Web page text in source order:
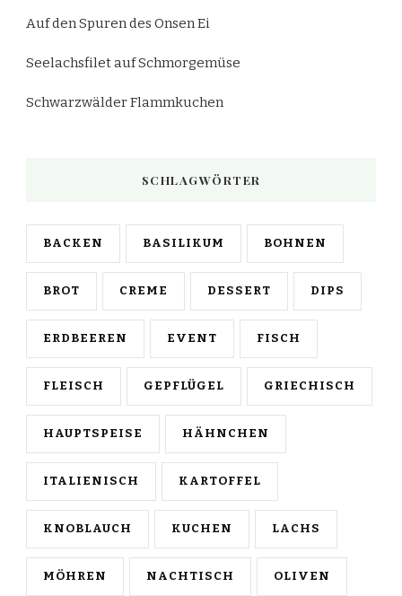
Auf den Spuren des Onsen Ei
Seelachsfilet auf Schmorgemüse
Schwarzwälder Flammkuchen
SCHLAGWÖRTER
BACKEN BASILIKUM BOHNEN
BROT CREME DESSERT DIPS
ERDBEEREN EVENT FISCH
FLEISCH GEPFLÜGEL GRIECHISCH
HAUPTSPEISE HÄHNCHEN
ITALIENISCH KARTOFFEL
KNOBLAUCH KUCHEN LACHS
MÖHREN NACHTISCH OLIVEN